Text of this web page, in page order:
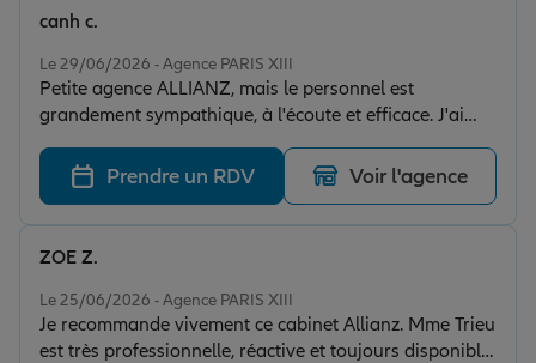
n'avons eu à nous occuper de rien : il a organisé toutes
préparé afin de nous éviter le moindre tracas. Son
efficacité, sa réactivité et son sens du service ont rendu
cette situation beaucoup plus simple à gérer. Un
accompagnement de grande qualité que nous
recommandons sans hésitation. Merci encore !
Le 29/06/2026 - Agence PARIS XIII
Petite agence ALLIANZ, mais le personnel est
grandement sympathique, à l'écoute et efficace. J'ai
conclu mon contrat MR Pro en une petite 1/2h! Je
conseille.
canh c.
Prendre un RDV Voir l'agence
Le 25/06/2026 - Agence PARIS XIII
Je recommande vivement ce cabinet Allianz. Mme Trieu
est très professionnelle, réactive et toujours disponible
ZOE Z.